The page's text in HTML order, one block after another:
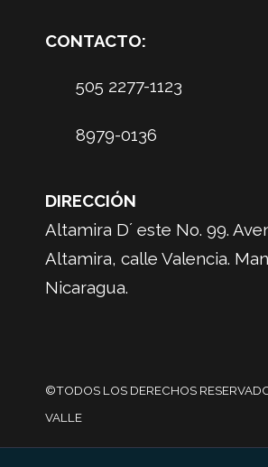
CONTACTO:
505 2277-1123
8979-0136
DIRECCIÓN
Altamira D´ este No. 99.
Altamira, calle Valencia.
Nicaragua.
©TODOS LOS DERECHOS
VALLE